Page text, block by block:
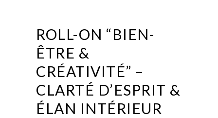
ROLL-ON “BIEN-
ÊTRE &
CRÉATIVITÉ” –
CLARTÉ D’ESPRIT &
ÉLAN INTÉRIEUR